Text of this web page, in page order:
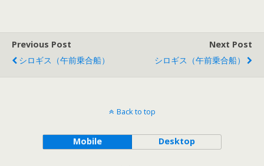
Previous Post
シロギス（午前乗合船）
Next Post
シロギス（午前乗合船）
Back to top
Mobile Desktop